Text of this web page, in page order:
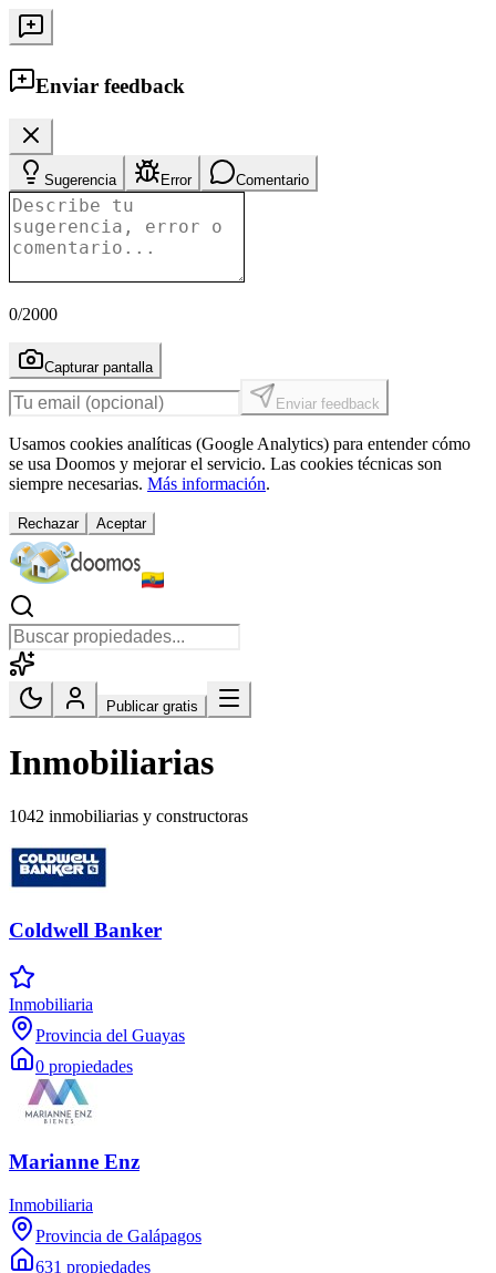
Enviar feedback
Sugerencia Error Comentario
0/2000
Capturar pantalla
Enviar feedback
Usamos cookies analíticas (Google Analytics) para entender cómo
se usa Doomos y mejorar el servicio. Las cookies técnicas son
siempre necesarias. Más información.
Rechazar Aceptar
Publicar gratis
Inmobiliarias
1042 inmobiliarias y constructoras
Coldwell Banker
Inmobiliaria
Provincia del Guayas
0 propiedades
Marianne Enz
Inmobiliaria
Provincia de Galápagos
631 propiedades